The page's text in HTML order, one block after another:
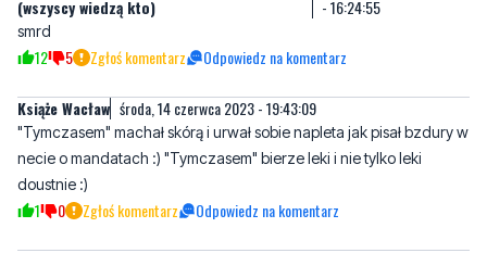
Książe Wacław
"Tymczasem" machał skórą i urwał sobie napleta jak pisał bzdury w
doustnie :)
1 0 Zgłoś komentarz Odpowiedz na komentarz
Napisz swój komentarz